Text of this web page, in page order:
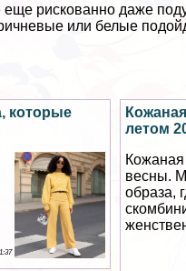
рискованно даже
или белые
летом
Кожаная
весны.
образа,
которые